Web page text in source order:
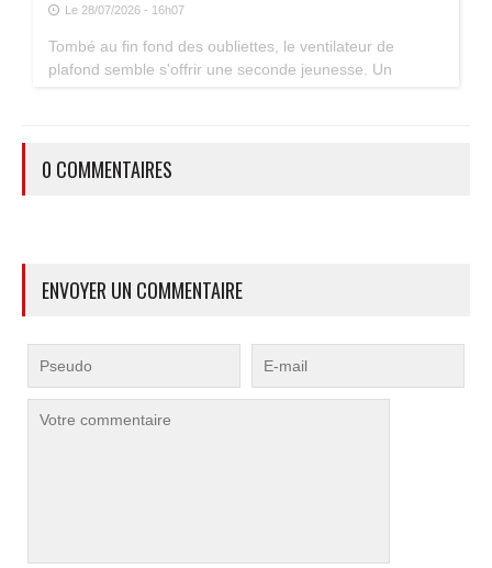
Le 28/07/2026 - 16h07
Tombé au fin fond des oubliettes, le ventilateur de
plafond semble s'offrir une seconde jeunesse. Un
0 COMMENTAIRES
ENVOYER UN COMMENTAIRE